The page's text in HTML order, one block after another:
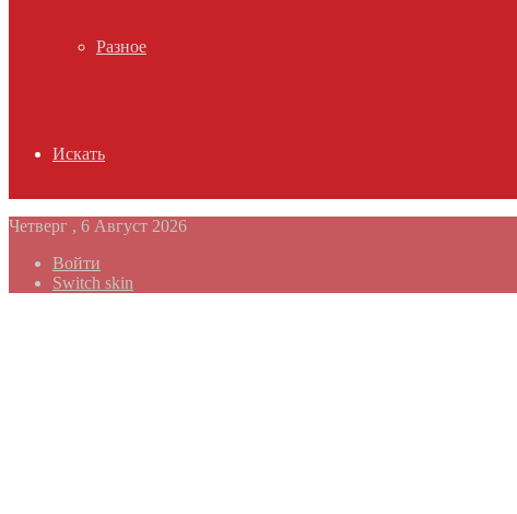
Разное
Искать
Четверг , 6 Август 2026
Войти
Switch skin